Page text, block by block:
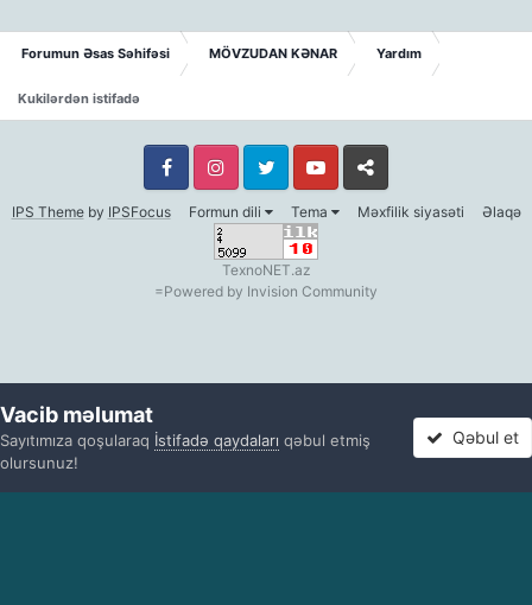
Forumun Əsas Səhifəsi MÖVZUDAN KƏNAR Yardım
Kukilərdən istifadə
IPS Themeby IPSFocus Formun dili Tema Məxfilik siyasəti Əlaqə
FacebookFacebookTwitter Youtube Whatsapp
TexnoNET.az
=Powered by Invision Community
Vacib məlumat
Sayıtımıza qoşularaq İstifadə qaydaları qəbul etmiş
olursunuz!
Qəbul et
Texnonet Forum